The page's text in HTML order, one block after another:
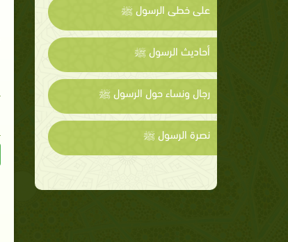
على خطى الرسول ﷺ
أحاديث الرسول ﷺ
رجال ونساء حول الرسول ﷺ
نصرة الرسول ﷺ